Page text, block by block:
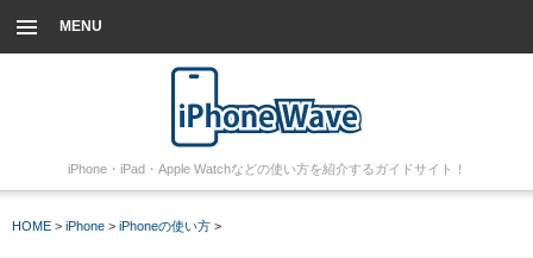
MENU
iPhone・iPad・Apple Watchなどの使い方を紹介するガイドサイト！
HOME > iPhone > iPhoneの使い方 >